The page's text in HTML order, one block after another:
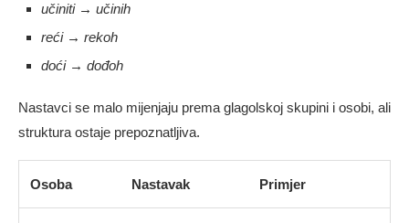
učiniti → učinih
reći → rekoh
doći → dođoh
Nastavci se malo mijenjaju prema glagolskoj skupini i osobi, ali
struktura ostaje prepoznatljiva.
Osoba Nastavak Primjer